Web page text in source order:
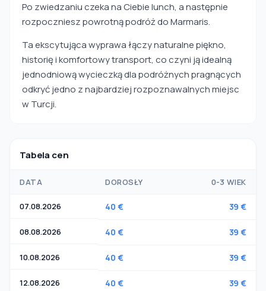
Po zwiedzaniu czeka na Ciebie lunch, a następnie
rozpoczniesz powrotną podróż do Marmaris.
Ta ekscytująca wyprawa łączy naturalne piękno,
historię i komfortowy transport, co czyni ją idealną
jednodniową wycieczką dla podróżnych pragnących
odkryć jedno z najbardziej rozpoznawalnych miejsc
w Turcji.
Tabela cen
DATA DOROSŁY 0-3 WIEK
07.08.2026 40 € 39 €
08.08.2026 40 € 39 €
10.08.2026 40 € 39 €
12.08.2026 40 € 39 €